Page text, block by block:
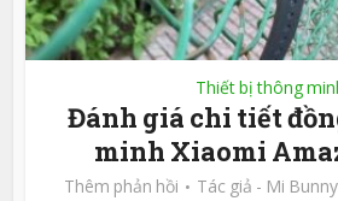
Thiết bị thông
Đánh giá chi tiết
minh Xiaomi
Thêm phản hồi Tác giả - Mi Bunny